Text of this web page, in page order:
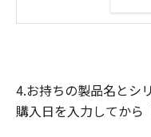
4.お持ちの製品名とシ
購入日を入力してから